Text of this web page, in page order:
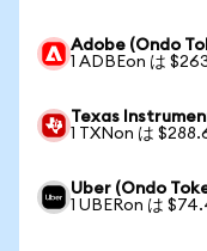
Adobe (Ondo
1 ADBEon は
Texas
1 TXNon は
Uber (Ondo
1 UBERon は